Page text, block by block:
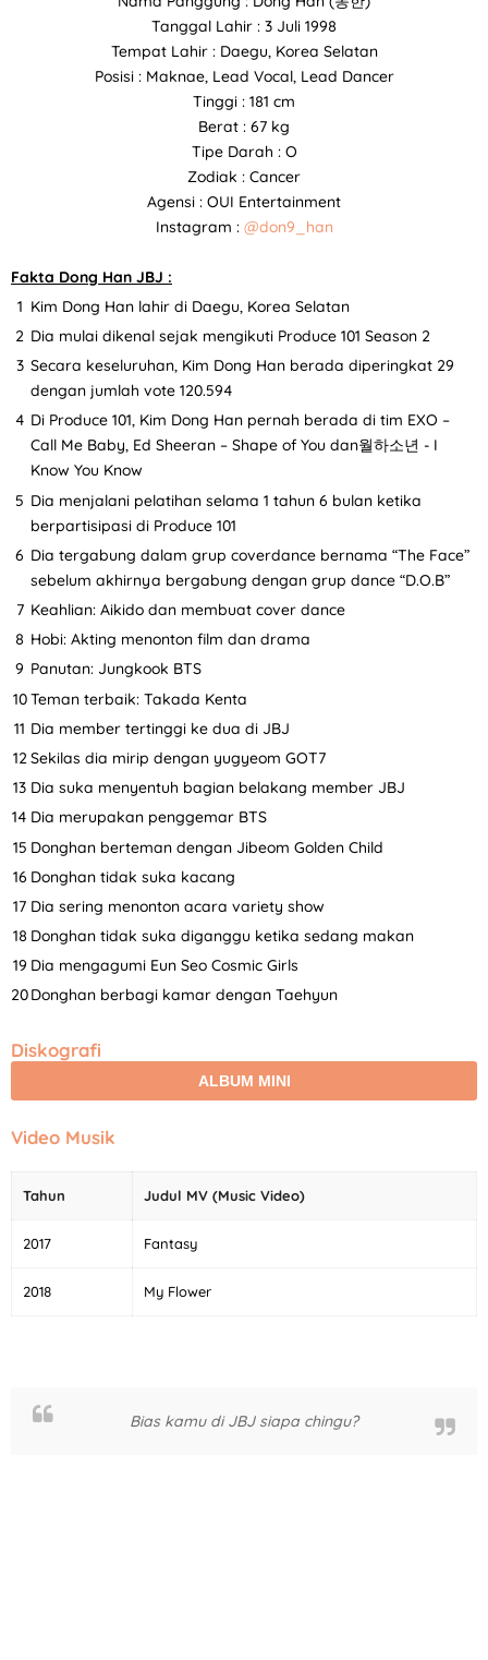
Tanggal Lahir : 3 Juli 1998
Tempat Lahir : Daegu, Korea Selatan
Posisi : Maknae, Lead Vocal, Lead Dancer
Tinggi : 181 cm
Berat : 67 kg
Tipe Darah : O
Zodiak : Cancer
Agensi : OUI Entertainment
Instagram : @don9_han
Fakta Dong Han JBJ :
Kim Dong Han lahir di Daegu, Korea Selatan
Dia mulai dikenal sejak mengikuti Produce 101 Season 2
Secara keseluruhan, Kim Dong Han berada diperingkat 29
dengan jumlah vote 120.594
Di Produce 101, Kim Dong Han pernah berada di tim EXO –
Call Me Baby, Ed Sheeran – Shape of You dan월하소년 - I
Know You Know
Dia menjalani pelatihan selama 1 tahun 6 bulan ketika
berpartisipasi di Produce 101
Dia tergabung dalam grup coverdance bernama “The Face”
sebelum akhirnya bergabung dengan grup dance “D.O.B”
Keahlian: Aikido dan membuat cover dance
Hobi: Akting menonton film dan drama
Panutan: Jungkook BTS
Teman terbaik: Takada Kenta
Dia member tertinggi ke dua di JBJ
Sekilas dia mirip dengan yugyeom GOT7
Dia suka menyentuh bagian belakang member JBJ
Dia merupakan penggemar BTS
Donghan berteman dengan Jibeom Golden Child
Donghan tidak suka kacang
Dia sering menonton acara variety show
Donghan tidak suka diganggu ketika sedang makan
Dia mengagumi Eun Seo Cosmic Girls
Donghan berbagi kamar dengan Taehyun
Diskografi
ALBUM MINI
Video Musik
Tahun Judul MV (Music Video)
2017 Fantasy
2018 My Flower
Bias kamu di JBJ siapa chingu?